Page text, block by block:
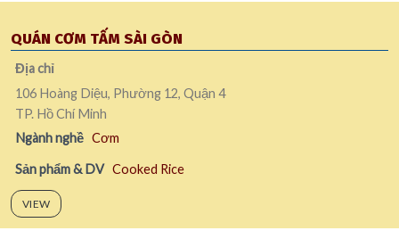
QUÁN CƠM TẤM SÀI GÒN
Địa chỉ
106 Hoàng Diệu, Phường 12, Quận 4
TP. Hồ Chí Minh
Ngành nghề Cơm
Sản phẩm & DV Cooked Rice
VIEW